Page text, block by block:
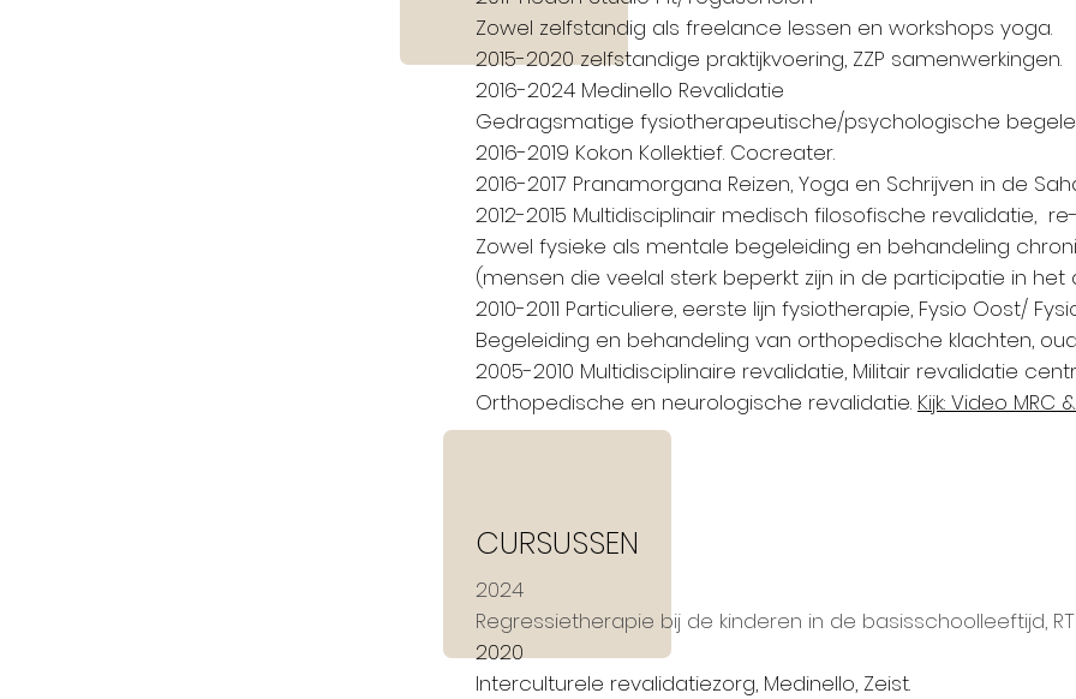
CURSUSSEN
Zowel zelfstandig als freelance lessen en workshops yoga.
2015-2020 zelfstandige praktijkvoering, ZZP samenwerkingen.
2016-2024 Medinello Revalidatie
Gedragsmatige fysiotherapeutische/psychologische
2016-2019 Kokon Kollektief. Cocreater.
2016-2017 Pranamorgana Reizen, Yoga en Schrijven in de
2012-2015 Multidisciplinair medisch filosofische revalidatie,
Zowel fysieke als mentale begeleiding en behandeling
(mensen die veelal sterk beperkt zijn in de participatie in het
2010-2011 Particuliere, eerste lijn fysiotherapie, Fysio Oost/
Begeleiding en behandeling van orthopedische klachten,
2005-2010 Multidisciplinaire revalidatie, Militair revalidatie
Orthopedische en neurologische revalidatie. Kijk: Video MRC
2024
Regressietherapie bij de kinderen in de basisschoolleeftijd,
2020
Interculturele revalidatiezorg, Medinello, Zeist.